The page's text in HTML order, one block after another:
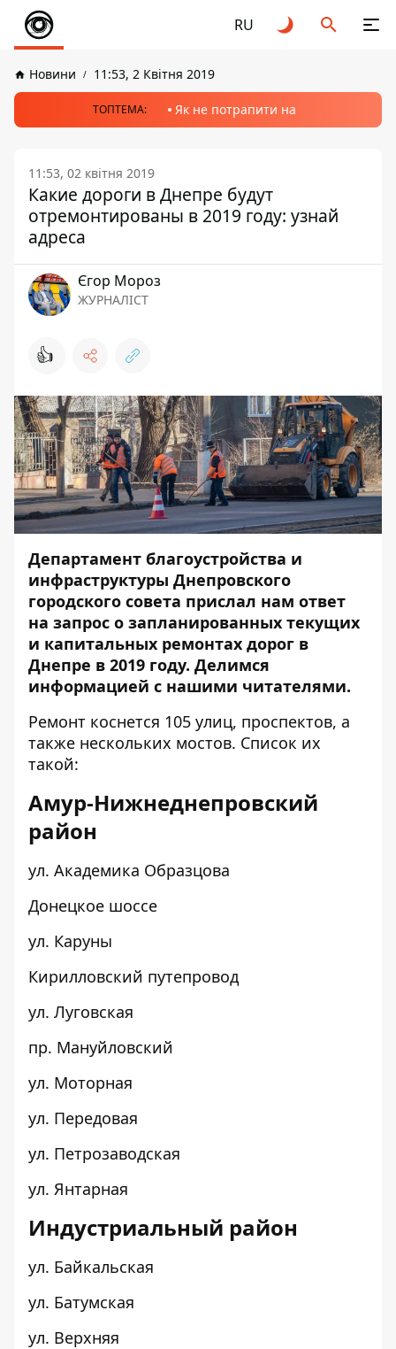
RU
Новини 11:53, 2 Квітня 2019
ТОПТЕМА: Як не потрапити на
11:53, 02 квітня 2019
Какие дороги в Днепре будут
отремонтированы в 2019 году: узнай
адреса
Єгор Мороз
ЖУРНАЛІСТ
👍
Департамент благоустройства и
инфраструктуры Днепровского
городского совета прислал нам ответ
на запрос о запланированных текущих
и капитальных ремонтах дорог в
Днепре в 2019 году. Делимся
информацией с нашими читателями.
Ремонт коснется 105 улиц, проспектов, а
также нескольких мостов. Список их
такой:
Амур-Нижнеднепровский
район
ул. Академика Образцова
Донецкое шоссе
ул. Каруны
Кирилловский путепровод
ул. Луговская
пр. Мануйловский
ул. Моторная
ул. Передовая
ул. Петрозаводская
ул. Янтарная
Индустриальный район
ул. Байкальская
ул. Батумская
ул. Верхняя